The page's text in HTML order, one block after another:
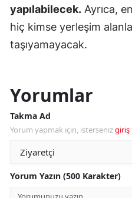
yapılabilecek. Ayrıca,
hiç kimse yerleşim
taşıyamayacak.
Yorumlar
Takma Ad
Yorum yapmak için, istersenizgiriş
Yorum Yazın (500 Karakter)